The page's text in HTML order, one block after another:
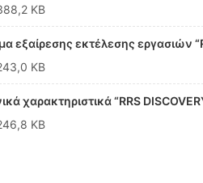
KB
εξαίρεσης εκτέλεσης εργασιών
KB
χαρακτηριστικά “RRS
KB